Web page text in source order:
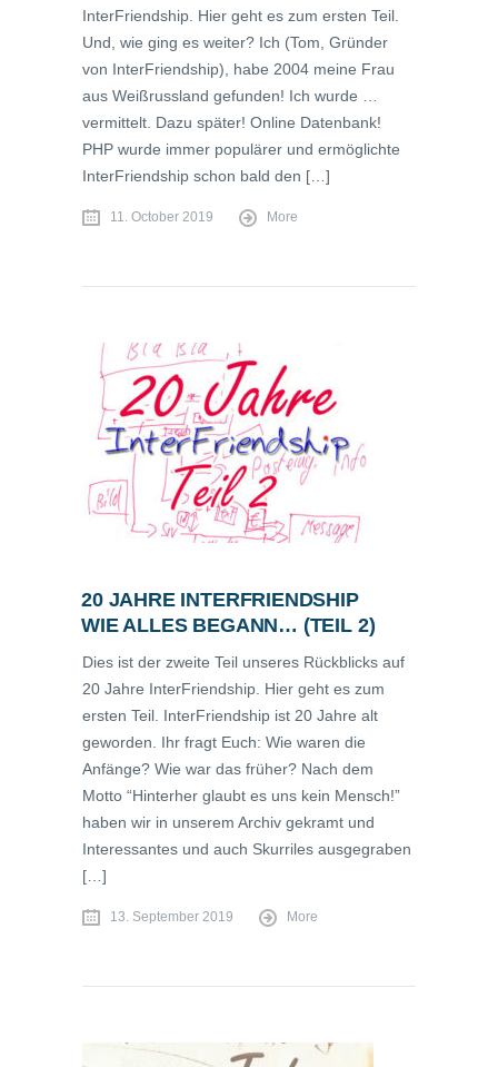
InterFriendship. Hier geht es zum ersten Teil.
Und, wie ging es weiter? Ich (Tom, Gründer
von InterFriendship), habe 2004 meine Frau
aus Weißrussland gefunden! Ich wurde …
vermittelt. Dazu später! Online Datenbank!
PHP wurde immer populärer und ermöglichte
InterFriendship schon bald den […]
11. October 2019 More
20 JAHRE INTERFRIENDSHIP
WIE ALLES BEGANN… (TEIL 2)
Dies ist der zweite Teil unseres Rückblicks auf
20 Jahre InterFriendship. Hier geht es zum
ersten Teil. InterFriendship ist 20 Jahre alt
geworden. Ihr fragt Euch: Wie waren die
Anfänge? Wie war das früher? Nach dem
Motto “Hinterher glaubt es uns kein Mensch!”
haben wir in unserem Archiv gekramt und
Interessantes und auch Skurriles ausgegraben
[…]
13. September 2019 More